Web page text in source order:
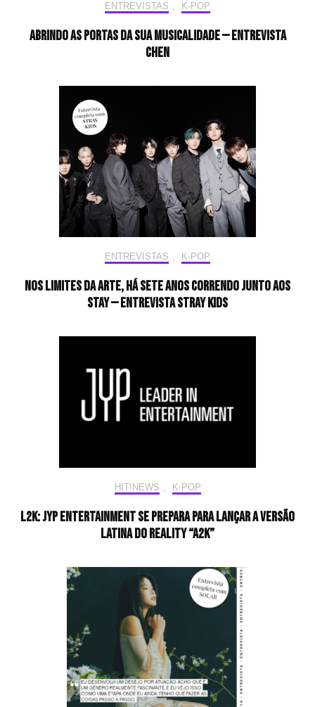
ENTREVISTAS , K-POP
Abrindo as portas da sua musicalidade — Entrevista
CHEN
ENTREVISTAS , K-POP
Nos limites da arte, há sete anos correndo junto aos
STAY — Entrevista Stray Kids
HIT!NEWS K-POP
L2K: JYP Entertainment se prepara para lançar a versão
latina do reality “A2K”